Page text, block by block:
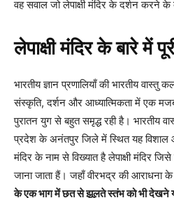
वह सवाल जो लेपाक्षी मंदिर के दर्शन करने
लेपाक्षी मंदिर के बारे में
भारतीय ज्ञान प्रणालियाँ की भारतीय वास्तु
संस्कृति, दर्शन और आध्यात्मिकता में एक
पुरातन युग से बहुत समृद्ध रही है। भारतीय
प्रदेश के अनंतपुर जिले में स्थित यह विशाल
मंदिर के नाम से विख्यात है लेपाक्षी मंदिर
जाना जाता हैं। जहाँ वीरभद्र की आराधना
के एक भाग में छत से झूलते स्तंभ को भी देखने